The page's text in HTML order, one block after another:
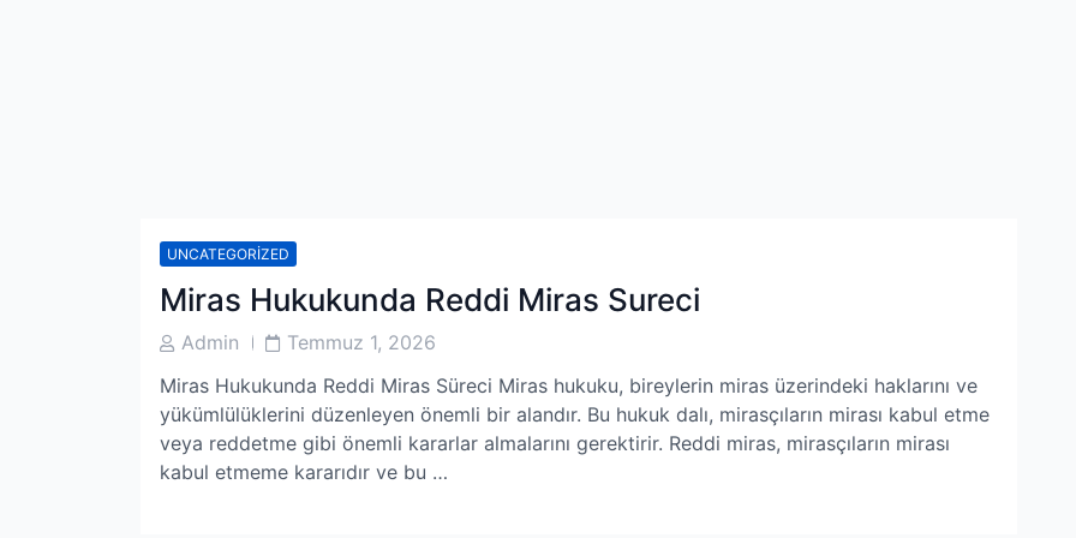
UNCATEGORIZED
Miras Hukukunda Reddi Miras Sureci
PostAdmin
PostTemmuz 1, 2026
Miras Hukukunda Reddi Miras Süreci Miras hukuku, bireylerin miras üzerindeki haklarını ve
yükümlülüklerini düzenleyen önemli bir alandır. Bu hukuk dalı, mirasçıların mirası kabul etme
veya reddetme gibi önemli kararlar almalarını gerektirir. Reddi miras, mirasçıların mirası
kabul etmeme kararıdır ve bu …